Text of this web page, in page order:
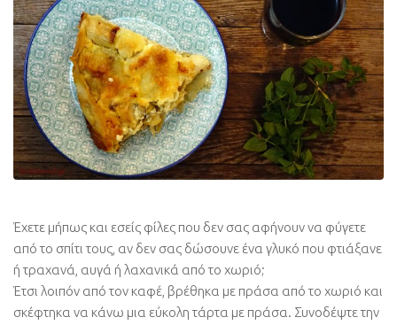
Έχετε μήπως και εσείς φίλες που δεν σας αφήνουν να φύγετε
από το σπίτι τους, αν δεν σας δώσουνε ένα γλυκό που φτιάξανε
ή τραχανά, αυγά ή λαχανικά από το χωριό;
Έτσι λοιπόν από τον καφέ, βρέθηκα με πράσα από το χωριό και
σκέφτηκα να κάνω μια εύκολη τάρτα με πράσα. Συνοδέψτε την